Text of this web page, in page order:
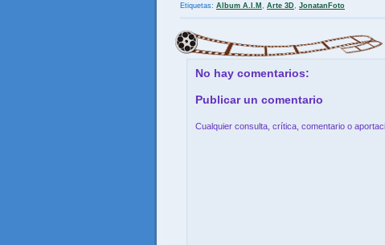
Etiquetas: Album A.I.M Arte 3D JonatanFoto
No hay comentarios:
Publicar un comentario
Cualquier consulta, crítica, comentario o